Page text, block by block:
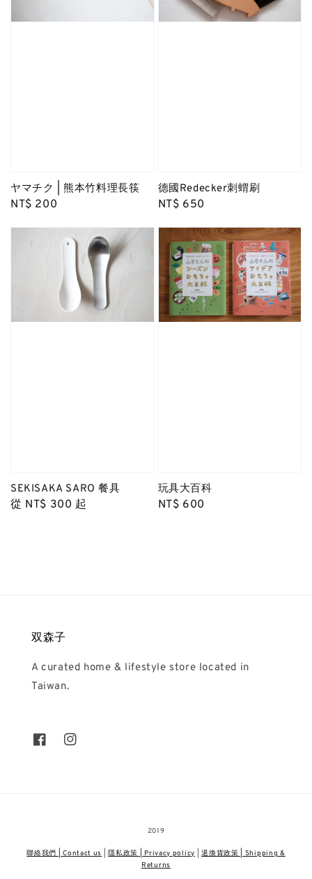
ヤマチク | 熊本竹料理長筷
Regular
NT$ 200
德國Redecker刺蝟刷
Regular
NT$ 650
SEKISAKA SARO 餐具
Regular
從 NT$ 300 起
玩具大百科
Regular
NT$ 600
双森子
A curated home & lifestyle store located in
Taiwan.
2019
聯絡我們 | Contact us |隱私政策 | Privacy policy |退換貨政策 | Shipping &
Returns